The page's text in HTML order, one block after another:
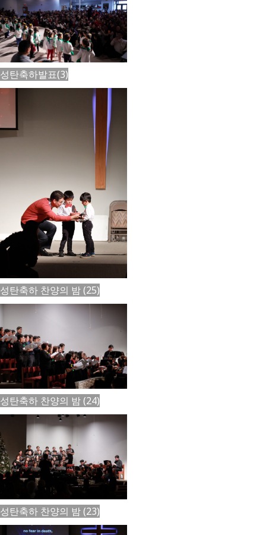
성탄축하발표(3)
성탄축하 찬양의 밤 (25)
성탄축하 찬양의 밤 (24)
성탄축하 찬양의 밤 (23)